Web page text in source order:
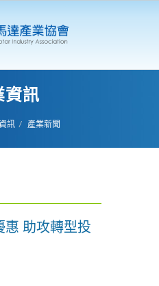
資訊
訊 產業新聞
惠 助攻轉型投